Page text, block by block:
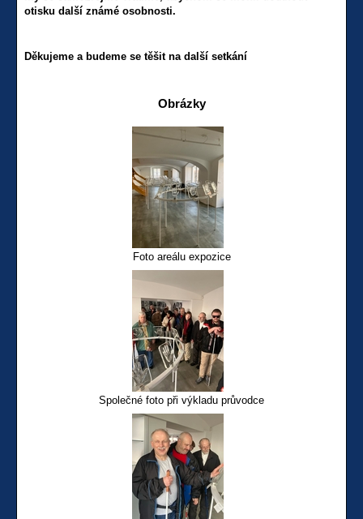
otisku další známé osobnosti.
Děkujeme a budeme se těšit na další setkání
Obrázky
Foto areálu expozice
Společné foto při výkladu průvodce